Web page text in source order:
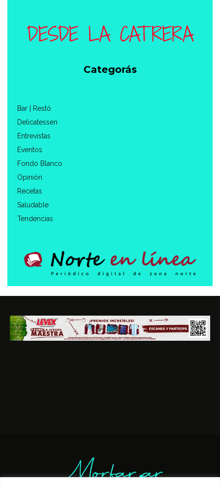
Categorás
Bar | Restó
Delicatessen
Entrevistas
Eventos
Fondo Blanco
Opinión
Recetas
Saludable
Tendencias